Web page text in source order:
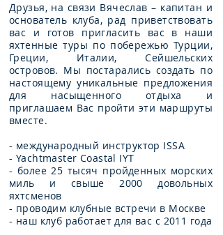
Друзья, на связи Вячеслав – капитан и
основатель клуба, рад приветствовать
вас и готов пригласить вас в наши
яхтенные туры по побережью Турции,
Греции, Италии, Сейшельских
островов. Мы постарались создать по
настоящему уникальные предложения
для насыщенного отдыха и
приглашаем Вас пройти эти маршруты
вместе.
- международный инструктор ISSA
- Yachtmaster Coastal IYT
- более 25 тысяч пройденных морских
миль и свыше 2000 довольных
яхтсменов
- проводим клубные встречи в Москве
- наш клуб работает для вас с 2011 года